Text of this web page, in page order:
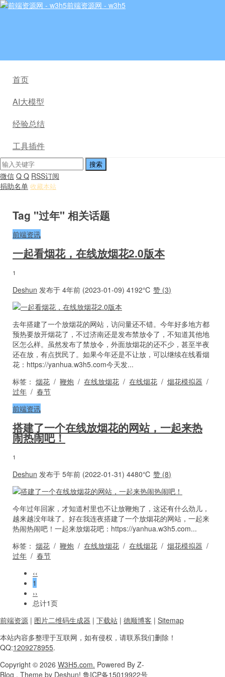
前端资源网 - w3h5
首页
AI大模型
经验总结
工具插件
微信 Q Q RSS订阅
捐助名单 收藏本站
Tag "过年" 相关话题
前端资讯
一起看烟花，在线放烟花2.0版本
1
Deshun 发布于 4年前 (2023-01-09) 4192℃ 赞 (3)
去年搭建了一个放烟花的网站，访问量还不错。今年好多地方都
预热要放开烟花了，不过济南还是发布禁放令了，不知道其他地
区怎么样。虽然发布了禁放令，外面放烟花的还不少，甚至半夜
还在放，有点扰民了。如果今年还是不让放，可以继续在线看烟
花：https://yanhua.w3h5.com今天发...
标签： 烟花 / 鞭炮 / 在线放烟花 / 在线烟花 / 烟花模拟器 /
过年 / 春节
前端资讯
搭建了一个在线放烟花的网站，一起来热
闹热闹吧！
1
Deshun 发布于 5年前 (2022-01-31) 4480℃ 赞 (8)
今年过年回家，才知道村里也不让放鞭炮了，这还有什么劲儿，
越来越没年味了。好在我连夜搭建了一个放烟花的网站，一起来
热闹热闹吧！一起来放烟花吧：https://yanhua.w3h5.com...
标签： 烟花 / 鞭炮 / 在线放烟花 / 在线烟花 / 烟花模拟器 /
过年 / 春节
‹‹
1
››
总计1页
前端资源 | 图片二维码生成器 | 下载站 | 德顺博客 | Sitemap
本站内容多整理于互联网， 如有侵权，请联系我们删除！
QQ:1209278955.
Copyright © 2026 W3H5.com. Powered By Z-
Blog , Theme by Deshun! 鲁ICP备15019922号